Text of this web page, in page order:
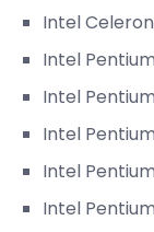
Intel
Intel
Intel
Intel
Intel
Intel